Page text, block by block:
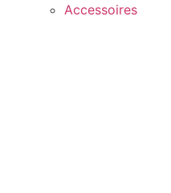
Accessoires